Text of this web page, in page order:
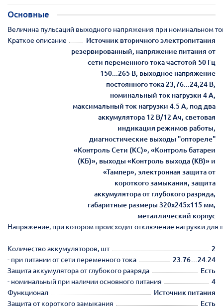
Основные
Величина пульсаций выходного напряжения при номинальном
Краткое описание
Источник вторичного электропитания
резервированный, напряжение питания от
сети переменного тока частотой 50 Гц
150...265 В, выходное напряжение
постоянного тока 23,76...24,24 В,
номинальный ток нагрузки 4 А,
максимальный ток нагрузки 4.5 А, под два
аккумулятора 12 В/12 Ач, световая
индикация режимов работы,
диагностические выходы "оптореле"
«Контроль Сети (КС)», «Контроль батареи
(КБ)», выходы «Контроль выхода (КВ)» и
«Тампер», электронная защита от
короткого замыкания, защита
аккумулятора от глубокого разряда,
габаритные размеры 320х245х115 мм,
металлический корпус
Напряжение, при котором происходит отключение нагрузки для
Количество аккумуляторов, шт
2
- при питании от сети переменного тока
23.76…24.24
Защита аккумулятора от глубокого разряда
Есть
- номинальный при наличии основного питания
4
Функционал
Источник питания
Защита от короткого замыкания
Есть